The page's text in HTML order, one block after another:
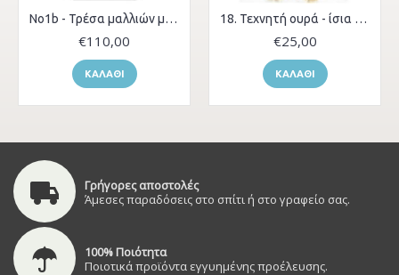
No1b - Τρέσα μαλλιών με κλιπς
€110,00
ΚΑΛΆΘΙ
18. Τεχνητή ουρά - ίσια μαλλιά
€25,00
ΚΑΛΆΘΙ
Γρήγορες αποστολές
Άμεσες παραδόσεις στο σπίτι ή στο γραφείο σας.
100% Ποιότητα
Ποιοτικά προϊόντα εγγυημένης προέλευσης.